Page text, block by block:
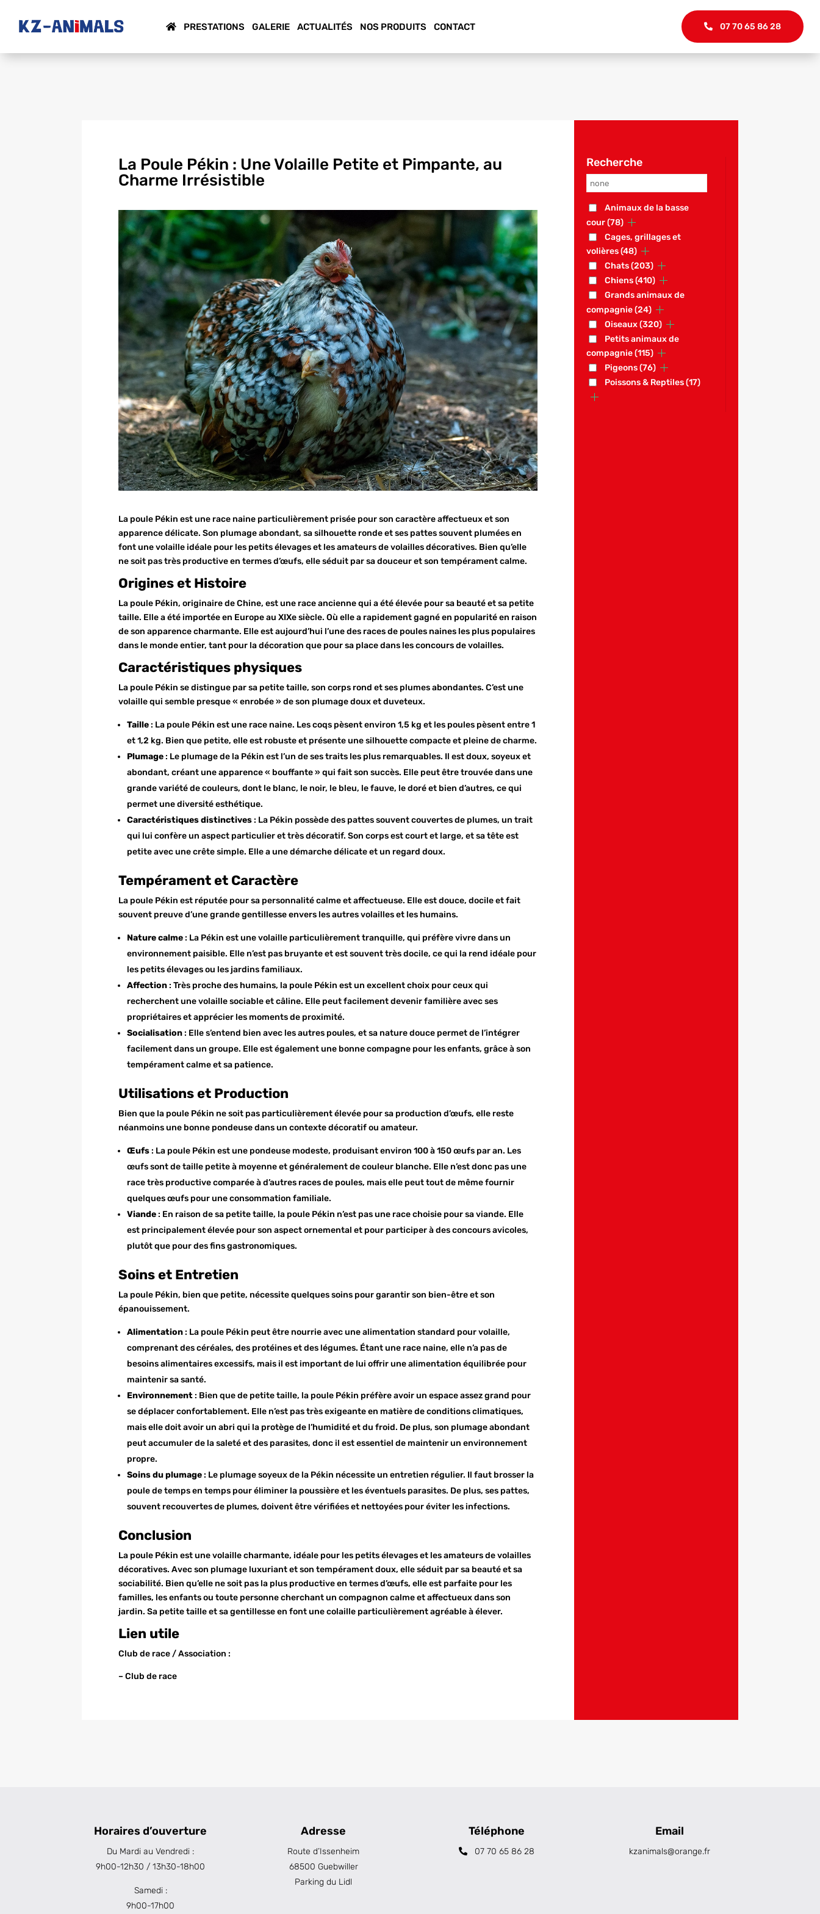
PRESTATIONS GALERIE ACTUALITÉS NOS PRODUITS CONTACT 07 70 65 86 28
La Poule Pékin : Une Volaille Petite et Pimpante, au
Charme Irrésistible
La poule Pékin est une race naine particulièrement prisée pour son caractère affectueux et son
apparence délicate. Son plumage abondant, sa silhouette ronde et ses pattes souvent plumées en
font une volaille idéale pour les petits élevages et les amateurs de volailles décoratives. Bien qu’elle
ne soit pas très productive en termes d’œufs, elle séduit par sa douceur et son tempérament calme.
Origines et Histoire
La poule Pékin, originaire de Chine, est une race ancienne qui a été élevée pour sa beauté et sa petite
taille. Elle a été importée en Europe au XIXe siècle. Où elle a rapidement gagné en popularité en raison
de son apparence charmante. Elle est aujourd’hui l’une des races de poules naines les plus populaires
dans le monde entier, tant pour la décoration que pour sa place dans les concours de volailles.
Caractéristiques physiques
La poule Pékin se distingue par sa petite taille, son corps rond et ses plumes abondantes. C’est une
volaille qui semble presque « enrobée » de son plumage doux et duveteux.
Taille: La poule Pékin est une race naine. Les coqs pèsent environ 1,5 kg et les poules pèsent entre 1
et 1,2 kg. Bien que petite, elle est robuste et présente une silhouette compacte et pleine de charme.
Plumage: Le plumage de la Pékin est l’un de ses traits les plus remarquables. Il est doux, soyeux et
abondant, créant une apparence « bouffante » qui fait son succès. Elle peut être trouvée dans une
grande variété de couleurs, dont le blanc, le noir, le bleu, le fauve, le doré et bien d’autres, ce qui
permet une diversité esthétique.
Caractéristiques distinctives: La Pékin possède des pattes souvent couvertes de plumes, un trait
qui lui confère un aspect particulier et très décoratif. Son corps est court et large, et sa tête est
petite avec une crête simple. Elle a une démarche délicate et un regard doux.
Tempérament et Caractère
La poule Pékin est réputée pour sa personnalité calme et affectueuse. Elle est douce, docile et fait
souvent preuve d’une grande gentillesse envers les autres volailles et les humains.
Nature calme: La Pékin est une volaille particulièrement tranquille, qui préfère vivre dans un
environnement paisible. Elle n’est pas bruyante et est souvent très docile, ce qui la rend idéale pour
les petits élevages ou les jardins familiaux.
Affection: Très proche des humains, la poule Pékin est un excellent choix pour ceux qui
recherchent une volaille sociable et câline. Elle peut facilement devenir familière avec ses
propriétaires et apprécier les moments de proximité.
Socialisation: Elle s’entend bien avec les autres poules, et sa nature douce permet de l’intégrer
facilement dans un groupe. Elle est également une bonne compagne pour les enfants, grâce à son
tempérament calme et sa patience.
Utilisations et Production
Bien que la poule Pékin ne soit pas particulièrement élevée pour sa production d’œufs, elle reste
néanmoins une bonne pondeuse dans un contexte décoratif ou amateur.
Œufs: La poule Pékin est une pondeuse modeste, produisant environ 100 à 150 œufs par an. Les
œufs sont de taille petite à moyenne et généralement de couleur blanche. Elle n’est donc pas une
race très productive comparée à d’autres races de poules, mais elle peut tout de même fournir
quelques œufs pour une consommation familiale.
Viande: En raison de sa petite taille, la poule Pékin n’est pas une race choisie pour sa viande. Elle
est principalement élevée pour son aspect ornemental et pour participer à des concours avicoles,
plutôt que pour des fins gastronomiques.
Soins et Entretien
La poule Pékin, bien que petite, nécessite quelques soins pour garantir son bien-être et son
épanouissement.
Alimentation: La poule Pékin peut être nourrie avec une alimentation standard pour volaille,
comprenant des céréales, des protéines et des légumes. Étant une race naine, elle n’a pas de
besoins alimentaires excessifs, mais il est important de lui offrir une alimentation équilibrée pour
maintenir sa santé.
Environnement: Bien que de petite taille, la poule Pékin préfère avoir un espace assez grand pour
se déplacer confortablement. Elle n’est pas très exigeante en matière de conditions climatiques,
mais elle doit avoir un abri qui la protège de l’humidité et du froid. De plus, son plumage abondant
peut accumuler de la saleté et des parasites, donc il est essentiel de maintenir un environnement
propre.
Soins du plumage: Le plumage soyeux de la Pékin nécessite un entretien régulier. Il faut brosser la
poule de temps en temps pour éliminer la poussière et les éventuels parasites. De plus, ses pattes,
souvent recouvertes de plumes, doivent être vérifiées et nettoyées pour éviter les infections.
Conclusion
La poule Pékin est une volaille charmante, idéale pour les petits élevages et les amateurs de volailles
décoratives. Avec son plumage luxuriant et son tempérament doux, elle séduit par sa beauté et sa
sociabilité. Bien qu’elle ne soit pas la plus productive en termes d’œufs, elle est parfaite pour les
familles, les enfants ou toute personne cherchant un compagnon calme et affectueux dans son
jardin. Sa petite taille et sa gentillesse en font une colaille particulièrement agréable à élever.
Lien utile
Club de race / Association :
–Club de race
Recherche
Animaux de la basse
cour(78)
Cages, grillages et
volières(48)
Chats(203)
Chiens(410)
Grands animaux de
compagnie(24)
Oiseaux(320)
Petits animaux de
compagnie(115)
Pigeons(76)
Poissons & Reptiles(17)
Horaires d’ouverture
Du Mardi au Vendredi :
9h00-12h30 / 13h30-18h00
Samedi :
9h00-17h00
Adresse
Route d’Issenheim
68500 Guebwiller
Parking du Lidl
Téléphone
07 70 65 86 28
Email
kzanimals@orange.fr